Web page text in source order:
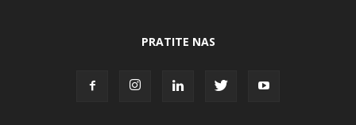
PRATITE NAS